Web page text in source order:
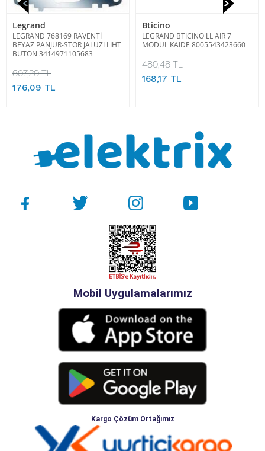
Legrand
LEGRAND 768169 RAVENTİ
BEYAZ PANJUR-STOR JALUZİ LİHT
BUTON 3414971105683
607,20 TL
176,09 TL
Bticino
LEGRAND BTICINO LL AIR 7
MODÜL KAİDE 8005543423660
480,48 TL
168,17 TL
Mobil Uygulamalarımız
Kargo Çözüm Ortağımız